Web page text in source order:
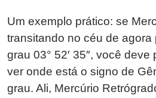
Um exemplo prático: se
transitando no céu de agora
grau 03° 52′ 35″, você
ver onde está o signo de
grau. Ali, Mercúrio